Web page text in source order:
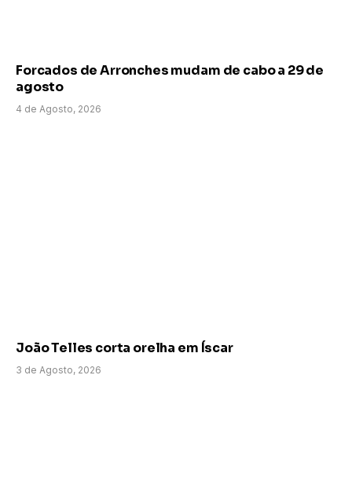
Forcados de Arronches mudam de cabo a 29 de
agosto
4 de Agosto, 2026
João Telles corta orelha em Íscar
3 de Agosto, 2026